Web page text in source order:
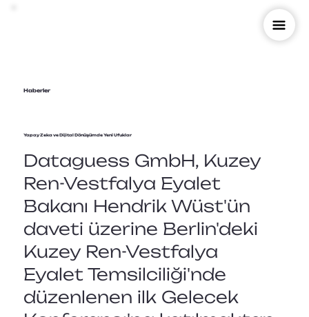
Yapay Zeka ve Dijital Dönüşümde Yeni Ufuklar
Dataguess GmbH, Kuzey
Ren-Vestfalya Eyalet
Bakanı Hendrik Wüst'ün
daveti üzerine Berlin'deki
Kuzey Ren-Vestfalya
Eyalet Temsilciliği'nde
düzenlenen ilk Gelecek
Haberler